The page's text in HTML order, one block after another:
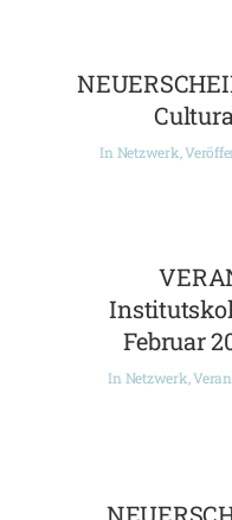
InNetzwerk,
Februar
InNetzwerk,